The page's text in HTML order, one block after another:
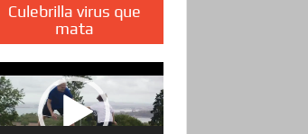
Culebrilla virus que
mata